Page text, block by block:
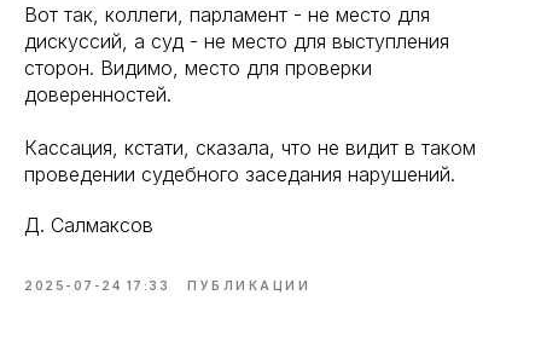
Вот так, коллеги, парламент - не место для
дискуссий, а суд - не место для выступления
сторон. Видимо, место для проверки
доверенностей.
Кассация, кстати, сказала, что не видит в таком
проведении судебного заседания нарушений.
Д. Салмаксов
2025-07-24 17:33 ПУБЛИКАЦИИ